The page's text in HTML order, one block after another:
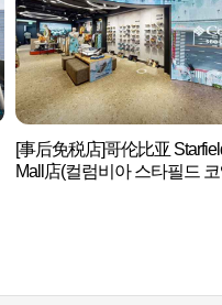
[事后免税店]哥伦比亚
Mall店(컬럼비아 스타필드